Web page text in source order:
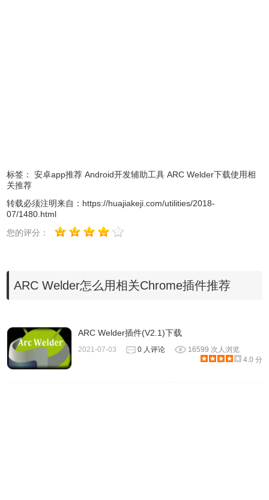
4、然后点击 「Add your APK」 将你想要运行的 APK 格式
的安卓应用程序添加进去
标签： 安卓app推荐 Android开发辅助工具 ARC Welder下载使用相
关推荐
转载必须注明来自： https://huajiakeji.com/utilities/2018-
07/1480.html
您的评分：
ARC Welder怎么用相关Chrome插件推荐
ARC Welder插件(V2.1)下载
2021-07-03 0 人评论
16599 次人浏览
4.0 分